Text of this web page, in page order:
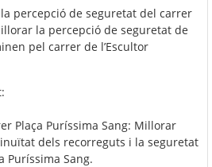
percepció de seguretat del carrer
la percepció de seguretat de
pel carrer de l’Escultor
Plaça Puríssima Sang: Millorar
dels recorreguts i la seguretat
Puríssima Sang.